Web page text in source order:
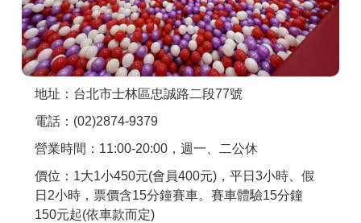
APP下載
地址：台北市士林區忠誠路二段77號
電話：(02)2874-9379
營業時間：11:00-20:00，週一、二公休
價位：1大1小450元(會員400元)，平日3小時、假
日2小時，票價含15分鐘賽車。賽車體驗15分鐘
150元起(依車款而定)